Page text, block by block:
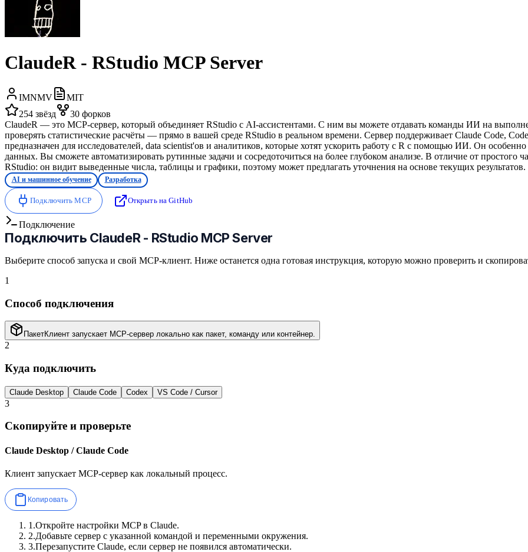
ClaudeR - RStudio MCP Server
IMNMV
MIT
254 звёзд 30 форков
ClaudeR — это MCP-сервер, который объединяет RStudio с AI-ассистентами. С ним вы можете отдавать команды ИИ на
проверять статистические расчёты — прямо в вашей среде RStudio в реальном времени. Сервер поддерживает Claude Code,
предназначен для исследователей, data scientist'ов и аналитиков, которые хотят ускорить работу с R с помощью ИИ. Он
данных. Вы сможете автоматизировать рутинные задачи и сосредоточиться на более глубоком анализе. В отличие от
RStudio: он видит выведенные числа, таблицы и графики, поэтому может предлагать уточнения на основе текущих результатов.
AI и машинное обучение Разработка
Подключить MCP Открыть на GitHub
Подключение
Подключить ClaudeR - RStudio MCP Server
Выберите способ запуска и свой MCP-клиент. Ниже останется одна готовая инструкция, которую можно проверить и
1
Способ подключения
ПакетКлиент запускает MCP-сервер локально как пакет, команду или контейнер.
2
Куда подключить
Claude Desktop Claude Code Codex VS Code / Cursor
3
Скопируйте и проверьте
Claude Desktop / Claude Code
Клиент запускает MCP-сервер как локальный процесс.
Копировать
1 .Откройте настройки MCP в Claude.
2.Добавьте сервер с указанной командой и переменными окружения.
3.Перезапустите Claude, если сервер не появился автоматически.